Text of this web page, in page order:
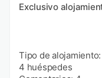
Exclusivo
Tipo de
4 huéspedes